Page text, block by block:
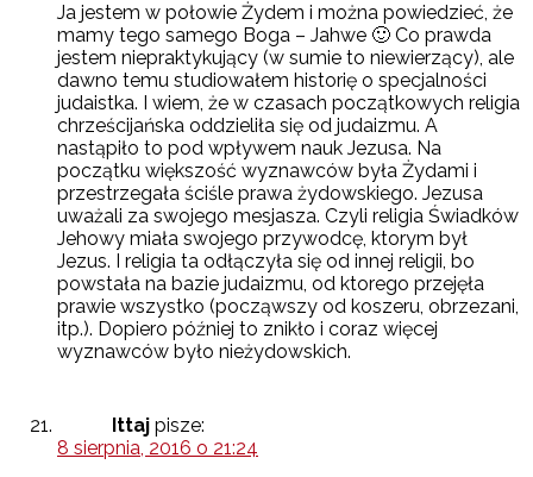
Ja jestem w połowie Żydem i można powiedzieć, że
mamy tego samego Boga – Jahwe 🙂 Co prawda
jestem niepraktykujący (w sumie to niewierzący), ale
dawno temu studiowałem historię o specjalności
judaistka. I wiem, że w czasach początkowych religia
chrześcijańska oddzieliła się od judaizmu. A
nastąpiło to pod wpływem nauk Jezusa. Na
początku większość wyznawców była Żydami i
przestrzegała ściśle prawa żydowskiego. Jezusa
uważali za swojego mesjasza. Czyli religia Świadków
Jehowy miała swojego przywodcę, ktorym był
Jezus. I religia ta odłączyła się od innej religii, bo
powstała na bazie judaizmu, od ktorego przejęła
prawie wszystko (począwszy od koszeru, obrzezani,
itp.). Dopiero później to znikło i coraz więcej
wyznawców było nieżydowskich.
Ittaj pisze:
8 sierpnia, 2016 o 21:24